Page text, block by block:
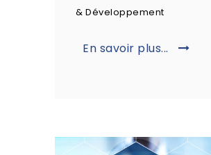
& Développement
En savoir plus...